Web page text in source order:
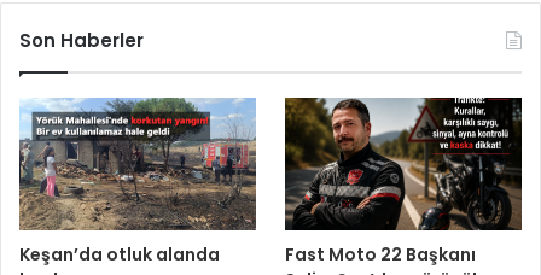
Son Haberler
Keşan’da otluk alanda
Fast Moto 22 Başkanı